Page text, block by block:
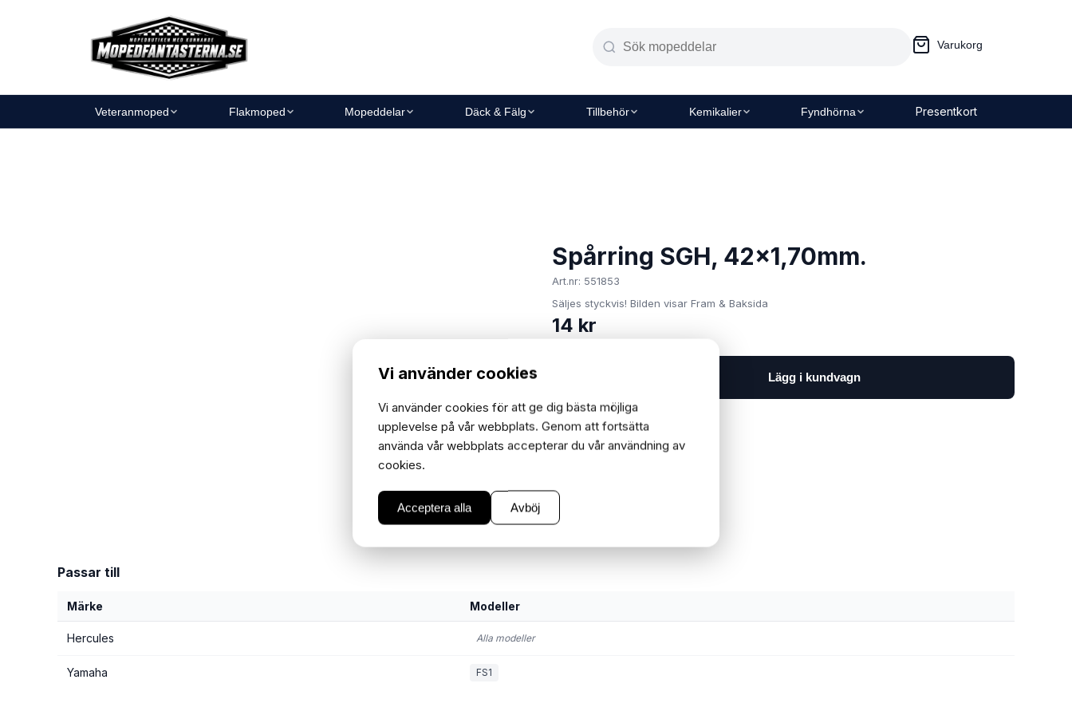
Varukorg
Veteranmoped Flakmoped Mopeddelar Däck & Fälg Tillbehör Kemikalier Fyndhörna Presentkort
Spårring SGH, 42x1,70mm.
Art.nr: 551853
Säljes styckvis! Bilden visar Fram & Baksida
14 kr
Lägg i kundvagn
Passar till
Märke Modeller
Hercules Alla modeller
Yamaha FS1
Vi använder cookies
Vi använder cookies för att ge dig bästa möjliga
upplevelse på vår webbplats. Genom att fortsätta
använda vår webbplats accepterar du vår användning av
cookies.
Acceptera alla Avböj